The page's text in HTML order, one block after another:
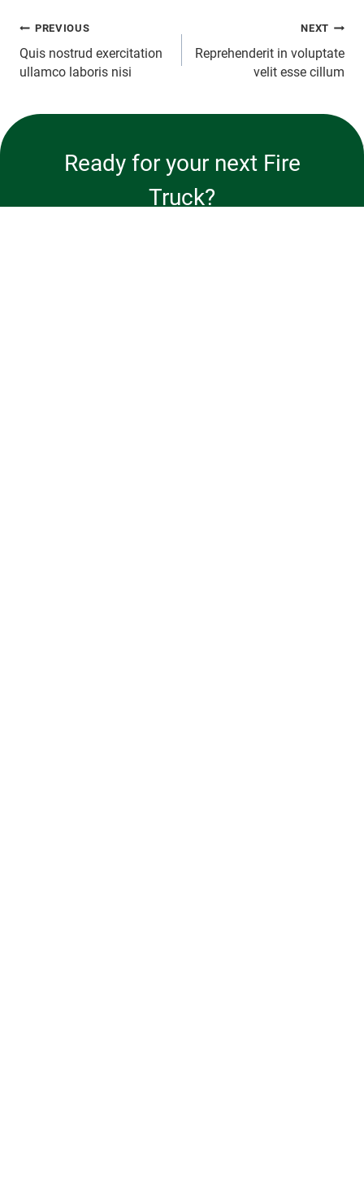
Post
PREVIOUS
Quis nostrud exercitation
ullamco laboris nisi
NEXT
Reprehenderit in voluptate
velit esse cillum
Ready for your next Fire
Truck?